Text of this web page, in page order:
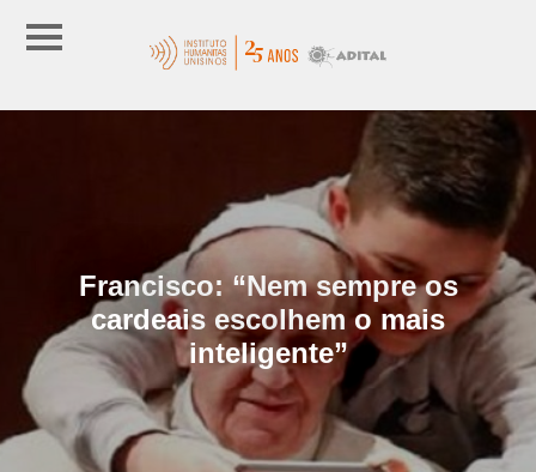
Francisco: “Nem sempre os
cardeais escolhem o mais
inteligente”